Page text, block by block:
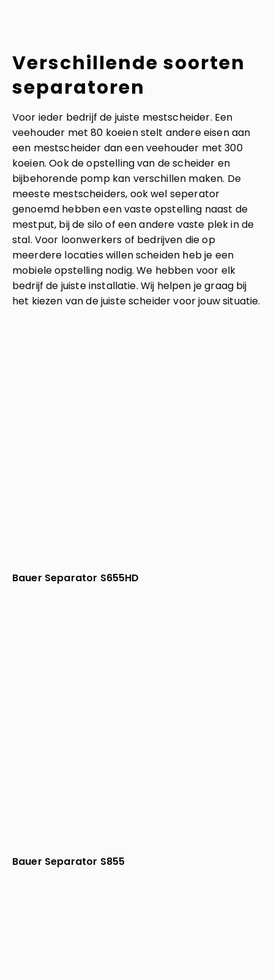
Verschillende soorten
separatoren
Voor ieder bedrijf de juiste mestscheider. Een
veehouder met 80 koeien stelt andere eisen aan
een mestscheider dan een veehouder met 300
koeien. Ook de opstelling van de scheider en
bijbehorende pomp kan verschillen maken. De
meeste mestscheiders, ook wel seperator
genoemd hebben een vaste opstelling naast de
mestput, bij de silo of een andere vaste plek in de
stal. Voor loonwerkers of bedrijven die op
meerdere locaties willen scheiden heb je een
mobiele opstelling nodig. We hebben voor elk
bedrijf de juiste installatie. Wij helpen je graag bij
het kiezen van de juiste scheider voor jouw situatie.
Bauer Separator S655HD
Bauer Separator S855